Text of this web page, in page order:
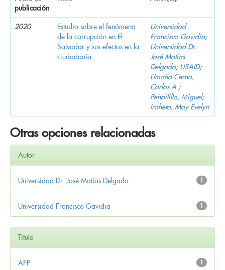
publicación
2020
Estudio sobre el fenómeno
de la corrupción en El
Salvador y sus efectos en la
ciudadanía
Universidad
Francisco Gavidia;
Universidad Dr.
José Matías
Delgado; USAID;
Umaña Cerna,
Carlos A.;
Peñailillo, Miguel;
Iraheta, May Evelyn
Otras opciones relacionadas
Autor
1
Universidad Dr. José Matías Delgado
1
Universidad Francisco Gavidia
Título
1
AFP